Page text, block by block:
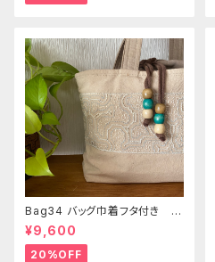
Bag34 バッグ巾着フタ付き 薄
いピンク系ベージュ シピボ族の
手刺繍シャーベットカラー
¥9,600
20%OFF